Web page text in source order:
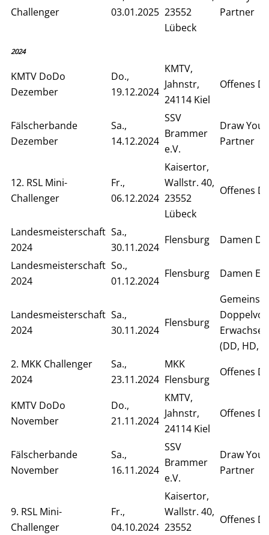
Challenger
03.01.2025 23552
Lübeck
Partner
2024
KMTV DoDo
Dezember
Do.,
19.12.2024
KMTV,
Jahnstr,
24114 Kiel
Offenes
Fälscherbande
Dezember
Sa.,
14.12.2024
SSV
Brammer
e.V.
Draw Your
Partner
12. RSL Mini-
Challenger
Fr.,
06.12.2024
Kaisertor,
Wallstr. 40,
23552
Lübeck
Offenes
Landesmeisterschaft
2024
Sa.,
30.11.2024
Flensburg
Damen
Landesmeisterschaft
2024
So.,
01.12.2024
Flensburg Damen
Landesmeisterschaft
2024
Sa.,
30.11.2024
Flensburg
(DD, HD,
2. MKK Challenger
2024
Sa.,
23.11.2024
MKK
Flensburg
Offenes
KMTV DoDo
November
Do.,
21.11.2024
KMTV,
Jahnstr,
24114 Kiel
Offenes
Fälscherbande
November
Sa.,
16.11.2024
SSV
Brammer
e.V.
Draw Your
Partner
9. RSL Mini-
Challenger
Fr.,
04.10.2024
Kaisertor,
Wallstr. 40,
23552
Offenes